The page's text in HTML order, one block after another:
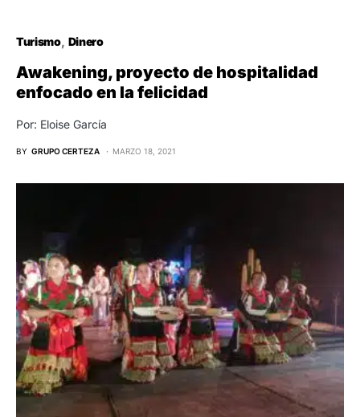
Turismo Dinero
Awakening, proyecto de hospitalidad
enfocado en la felicidad
Por: Eloise García
BY GRUPO CERTEZA MARZO 18, 2021